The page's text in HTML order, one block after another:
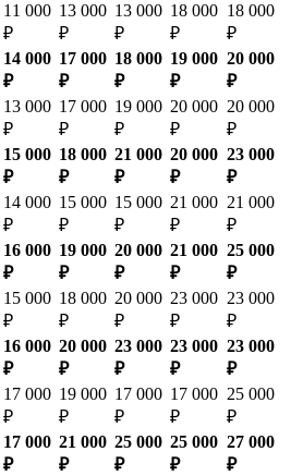
11 000
₽
13 000
₽
13 000
₽
18 000
₽
18 000
₽
14 000
₽
17 000
₽
18 000
₽
19 000
₽
20 000
₽
13 000
₽
17 000
₽
19 000
₽
20 000
₽
20 000
₽
15 000
₽
18 000
₽
21 000
₽
20 000
₽
23 000
₽
14 000
₽
15 000
₽
15 000
₽
21 000
₽
21 000
₽
16 000
₽
19 000
₽
20 000
₽
21 000
₽
25 000
₽
15 000
₽
18 000
₽
20 000
₽
23 000
₽
23 000
₽
16 000
₽
20 000
₽
23 000
₽
23 000
₽
23 000
₽
17 000
₽
19 000
₽
17 000
₽
17 000
₽
25 000
₽
17 000
₽
21 000
₽
25 000
₽
25 000
₽
27 000
₽